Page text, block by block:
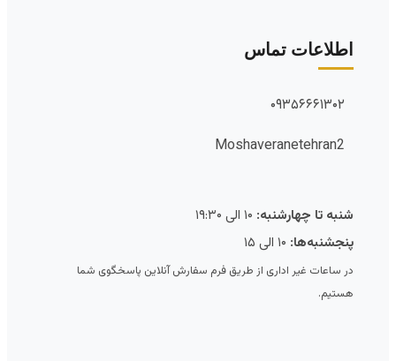
اطلاعات تماس
۰۹۳۵۶۶۶۱۳۰۲
Moshaveranetehran2
شنبه تا چهارشنبه:
پنجشنبه‌ها:
در ساعات غیر اداری از طریق فرم سفارش آنلاین پاسخگوی شما
هستیم.